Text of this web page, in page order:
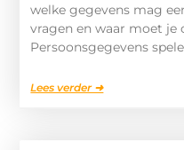
welke gegevens mag
vragen en waar moet je
Persoonsgegevens
Lees verder ➜